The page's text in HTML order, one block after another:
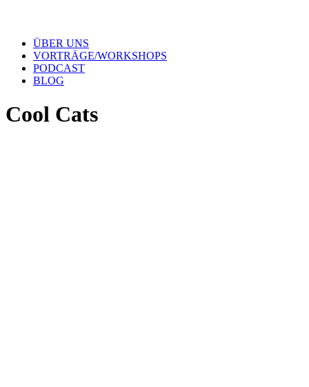
ÜBER UNS
VORTRÄGE/WORKSHOPS
PODCAST
BLOG
Cool Cats